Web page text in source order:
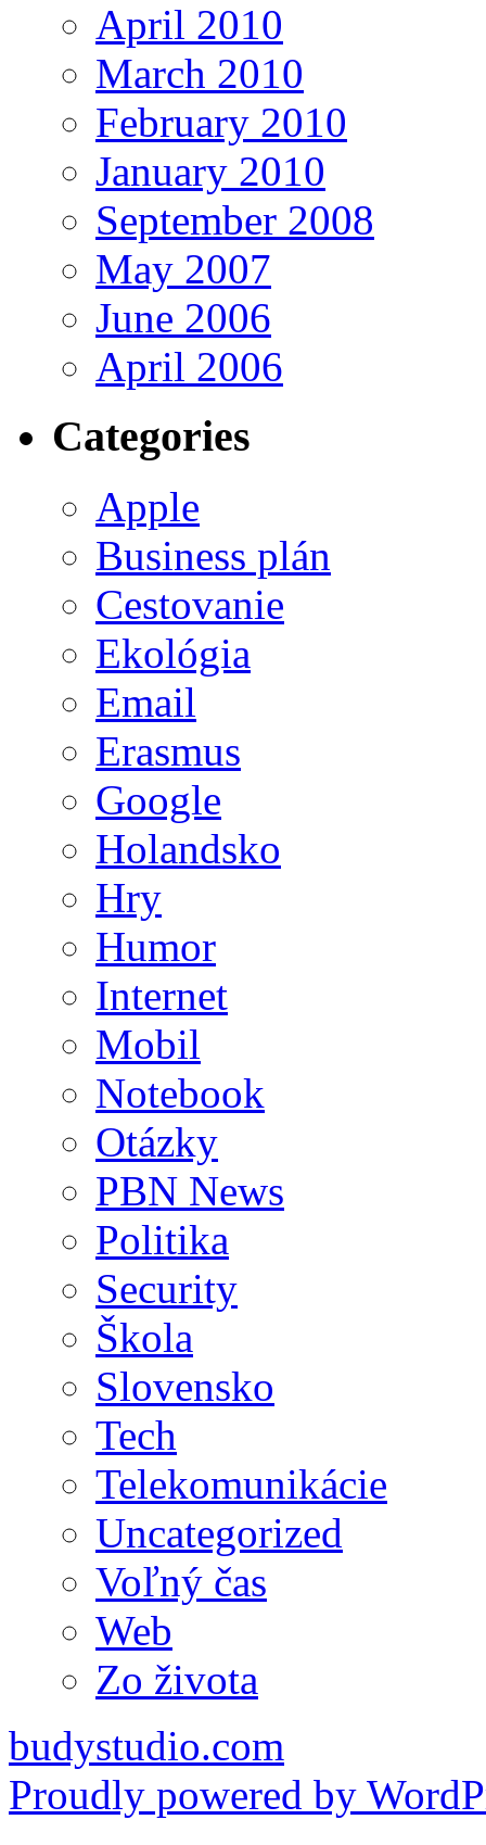
April 2010
March 2010
February 2010
January 2010
September 2008
May 2007
June 2006
April 2006
Categories
Apple
Business plán
Cestovanie
Ekológia
Email
Erasmus
Google
Holandsko
Hry
Humor
Internet
Mobil
Notebook
Otázky
PBN News
Politika
Security
Škola
Slovensko
Tech
Telekomunikácie
Uncategorized
Voľný čas
Web
Zo života
budystudio.com
Proudly powered by